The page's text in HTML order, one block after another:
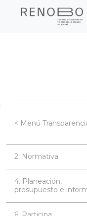
Sitio Web
< Menú
2. Normativa
4. Planeación,
presupuesto e